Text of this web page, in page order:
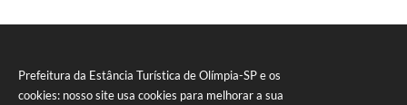
Prefeitura da Estância Turística de Olímpia-SP e os
cookies: nosso site usa cookies para melhorar a sua